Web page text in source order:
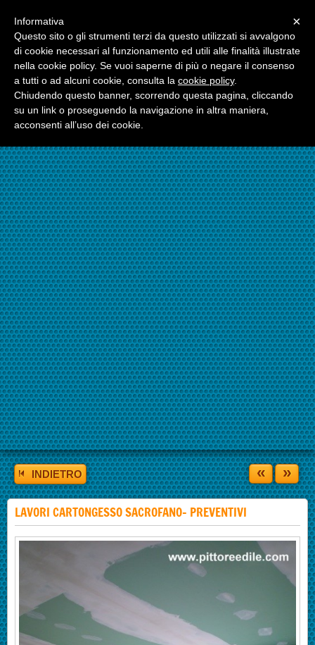
☎324.7403485
INDIETRO « »
LAVORI CARTONGESSO SACROFANO- PREVENTIVI
×
Informativa
Questo sito o gli strumenti terzi da questo utilizzati si avvalgono
di cookie necessari al funzionamento ed utili alle finalità illustrate
nella cookie policy. Se vuoi saperne di più o negare il consenso
a tutti o ad alcuni cookie, consulta la cookie policy.
Chiudendo questo banner, scorrendo questa pagina, cliccando
su un link o proseguendo la navigazione in altra maniera,
acconsenti all’uso dei cookie.